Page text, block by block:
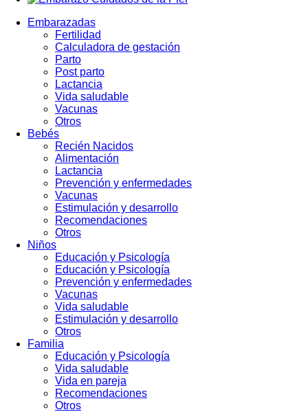
Embarazadas
Fertilidad
Calculadora de gestación
Parto
Post parto
Lactancia
Vida saludable
Vacunas
Otros
Bebés
Recién Nacidos
Alimentación
Lactancia
Prevención y enfermedades
Vacunas
Estimulación y desarrollo
Recomendaciones
Otros
Niños
Educación y Psicología
Educación y Psicología
Prevención y enfermedades
Vacunas
Vida saludable
Estimulación y desarrollo
Otros
Familia
Educación y Psicología
Vida saludable
Vida en pareja
Recomendaciones
Otros